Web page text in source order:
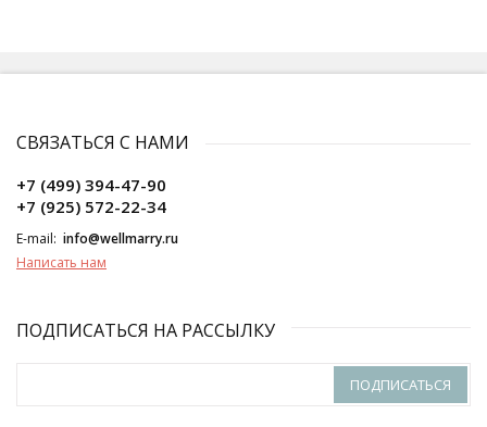
СВЯЗАТЬСЯ С НАМИ
+7 (499) 394-47-90
+7 (925) 572-22-34
E-mail: info@wellmarry.ru
Написать нам
ПОДПИСАТЬСЯ НА РАССЫЛКУ
ПОДПИСАТЬСЯ